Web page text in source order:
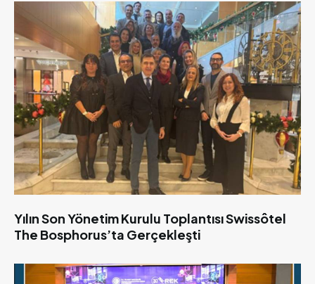
Yılın Son Yönetim Kurulu Toplantısı Swissôtel
The Bosphorus’ta Gerçekleşti